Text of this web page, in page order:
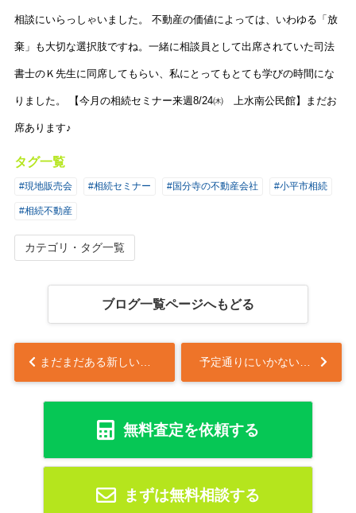
相談にいらっしゃいました。 不動産の価値によっては、いわゆる「放
棄」も大切な選択肢ですね。一緒に相談員として出席されていた司法
書士のＫ先生に同席してもらい、私にとってもとても学びの時間にな
りました。 【今月の相続セミナー来週8/24㈭ 上水南公民館】まだお
席あります♪
タグ一覧
#現地販売会 #相続セミナー #国分寺の不動産会社 #小平市相続
#相続不動産
カテゴリ・タグ一覧
ブログ一覧ページへもどる
まだまだある新しい学び
無料査定を依頼する
まずは無料相談する